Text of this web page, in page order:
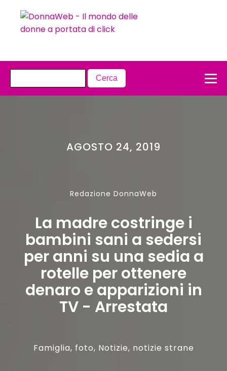
AGOSTO 24, 2019
Redazione DonnaWeb
La madre costringe i
bambini sani a sedersi
per anni su una sedia a
rotelle per ottenere
denaro e apparizioni in
TV - Arrestata
Famiglia, foto, Notizie, notizie strane